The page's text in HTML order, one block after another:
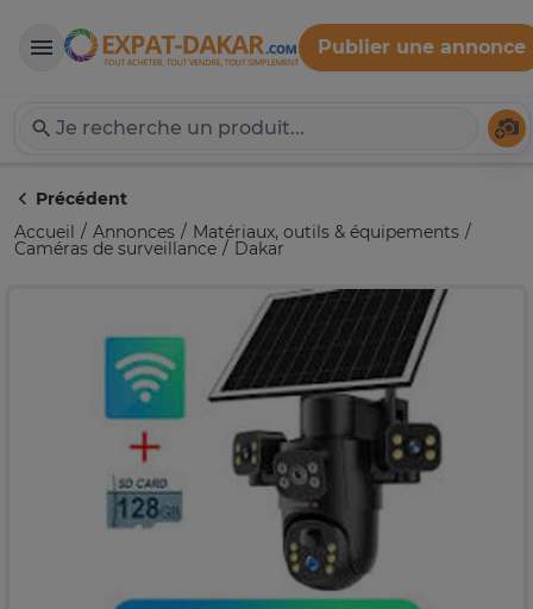
Expat-Dakar
Publier une annonce
Précédent
Accueil
Annonces Matériaux, outils & équipements
Caméras de surveillance Dakar